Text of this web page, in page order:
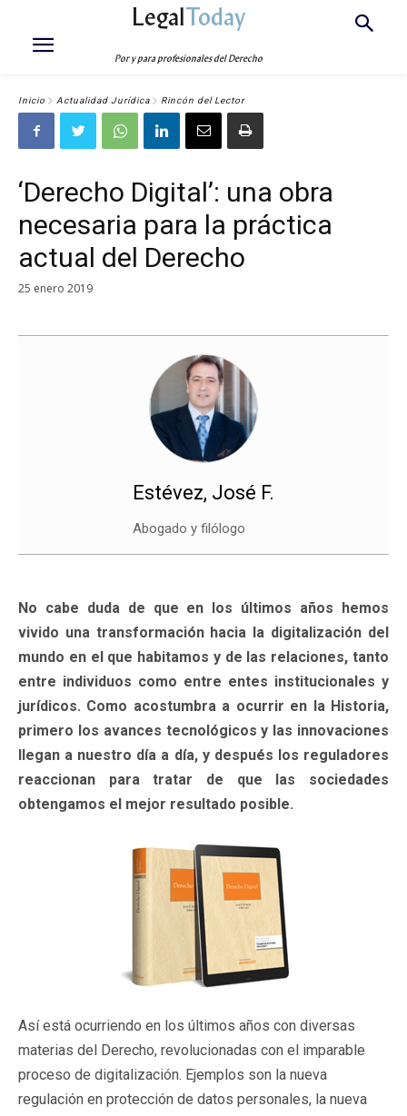
LegalToday
Por y para profesionales del Derecho
Inicio Actualidad Jurídica Rincón del Lector
‘Derecho Digital’: una obra
necesaria para la práctica
actual del Derecho
25 enero 2019
Estévez, José F.
Abogado y filólogo
No cabe duda de que en los últimos años hemos
vivido una transformación hacia la digitalización del
mundo en el que habitamos y de las relaciones, tanto
entre individuos como entre entes institucionales y
jurídicos. Como acostumbra a ocurrir en la Historia,
primero los avances tecnológicos y las innovaciones
llegan a nuestro día a día, y después los reguladores
reaccionan para tratar de que las sociedades
obtengamos el mejor resultado posible.
Así está ocurriendo en los últimos años con diversas
materias del Derecho, revolucionadas con el imparable
proceso de digitalización. Ejemplos son la nueva
regulación en protección de datos personales, la nueva